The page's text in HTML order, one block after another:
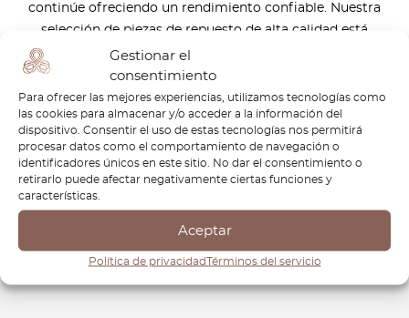
Gestionar el
consentimiento
Para ofrecer las mejores experiencias, utilizamos tecnologías como
las cookies para almacenar y/o acceder a la información del
dispositivo. Consentir el uso de estas tecnologías nos permitirá
procesar datos como el comportamiento de navegación o
identificadores únicos en este sitio. No dar el consentimiento o
retirarlo puede afectar negativamente ciertas funciones y
características.
Aceptar
Política de privacidadTérminos del servicio
continúe ofreciendo un rendimiento confiable. Nuestra
selección de piezas de repuesto de alta calidad está
diseñada para mantener tu Terrano en condiciones óptimas,
preservando su potencia y durabilidad durante años. Desde
piezas de suspensión hasta componentes del motor,
estamos comprometidos en ofrecer todo lo necesario para
que tu Nissan Terrano esté listo para cualquier aventura.
Confía en OctoClassic para mantener viva la herencia del
Nissan Terrano, asegurando que siga siendo un compañero